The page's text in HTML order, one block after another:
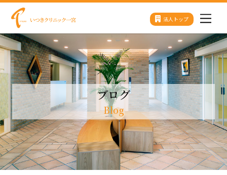
content
法人トップ
ブログ
Blog